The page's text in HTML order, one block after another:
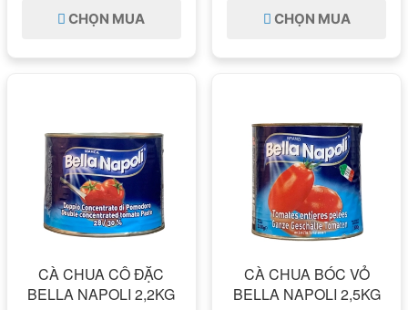
CHỌN MUA CHỌN MUA
CÀ CHUA CÔ ĐẶC
BELLA NAPOLI 2,2KG
CÀ CHUA BÓC VỎ
BELLA NAPOLI 2,5KG